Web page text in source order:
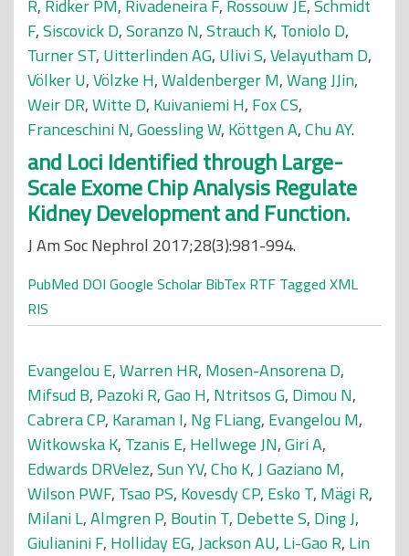
R, Ridker PM, Rivadeneira F, Rossouw JE,Schmidt
F,Siscovick D,Soranzo N,Strauch K, Toniolo D,
Turner ST, Uitterlinden AG, Ulivi S,Velayutham D,
Völker U,Völzke H,Waldenberger M,Wang JJin,
Weir DR,Witte D, Kuivaniemi H, Fox CS,
Franceschini N,Goessling W, Köttgen A,Chu AY.
and Loci Identified through Large-
Scale Exome Chip Analysis Regulate
Kidney Development and Function.
J Am Soc Nephrol 2017;28(3):981-994.
PubMed DOI Google Scholar BibTex RTF Tagged XML
RIS
Evangelou E,Warren HR, Mosen-Ansorena D,
Mifsud B, Pazoki R,Gao H, Ntritsos G, Dimou N,
Cabrera CP, Karaman I, Ng FLiang, Evangelou M,
Witkowska K, Tzanis E, Hellwege JN,Giri A,
Edwards DRVelez,Sun YV,Cho K,J Gaziano M,
Wilson PWF, Tsao PS, Kovesdy CP, Esko T, Mägi R,
Milani L,Almgren P, Boutin T, Debette S, Ding J,
Giulianini F, Holliday EG,Jackson AU, Li-Gao R, Lin